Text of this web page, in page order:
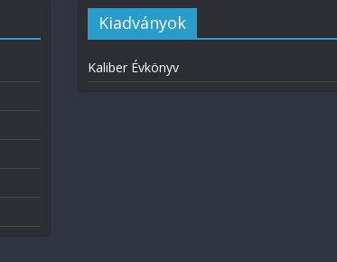
Kiadványok
Kaliber Évkönyv